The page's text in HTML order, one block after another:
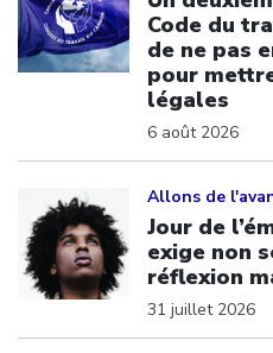
Code du
de ne pas
pour
légales
6 août 2026
Allons de
Jour de
exige non
réflexion
31 juillet 2026